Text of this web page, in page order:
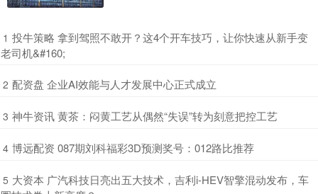
1 ​投牛策略 拿到驾照不敢开？这4个开车技巧，让你快速从新手变
老司机&#160;
2 ​配资盘 企业AI效能与人才发展中心正式成立
3 ​神牛资讯 黄茶：闷黄工艺从偶然“失误”转为刻意把控工艺
4 ​博远配资 087期刘科福彩3D预测奖号：012路比推荐
5 ​大资本 广汽科技日亮出五大技术，吉利i-HEV智擎混动发布，车